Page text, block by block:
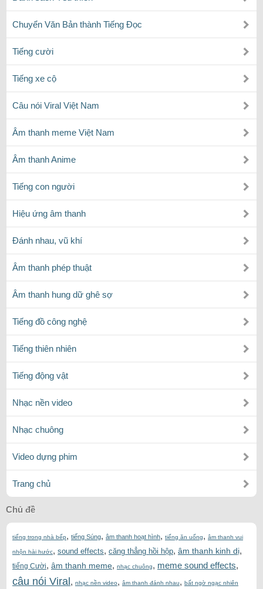
Chuyển Văn Bản thành Tiếng Đọc
Tiếng cười
Tiếng xe cộ
Câu nói Viral Việt Nam
Âm thanh meme Việt Nam
Âm thanh Anime
Tiếng con người
Hiệu ứng âm thanh
Đánh nhau, vũ khí
Âm thanh phép thuật
Âm thanh hung dữ ghê sợ
Tiếng đồ công nghệ
Tiếng thiên nhiên
Tiếng động vật
Nhạc nền video
Nhạc chuông
Video dựng phim
Trang chủ
Chủ đề
tiếng trong nhà bếp, tiếng Súng, âm thanh hoạt hình, tiếng ăn uống, âm thanh vui
nhộn hài hước, sound effects, căng thẳng hồi hộp, âm thanh kinh dị,
tiếng Cười, âm thanh meme, nhạc chuông, meme sound effects,
câu nói Viral , nhạc nền video, âm thanh đánh nhau, bất ngờ ngạc nhiên